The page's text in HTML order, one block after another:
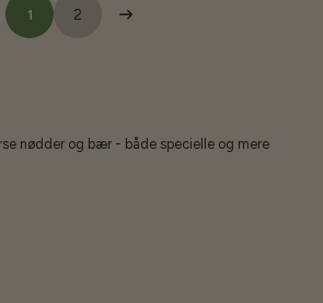
1 2
nødder og bær - både specielle og mere